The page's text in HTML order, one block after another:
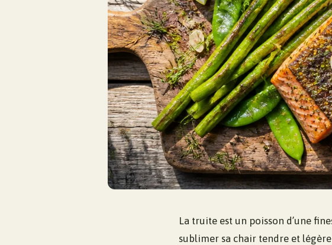
La truite est un poisson d’une
sublimer sa chair tendre et